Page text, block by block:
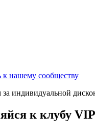
к нашему сообществу
индивидуальной
к клубу